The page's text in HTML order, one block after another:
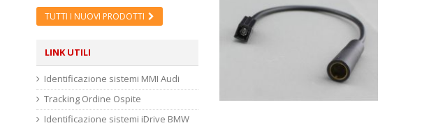
TUTTI I NUOVI PRODOTTI
LINK UTILI
Identificazione sistemi MMI Audi
Tracking Ordine Ospite
Identificazione sistemi iDrive BMW